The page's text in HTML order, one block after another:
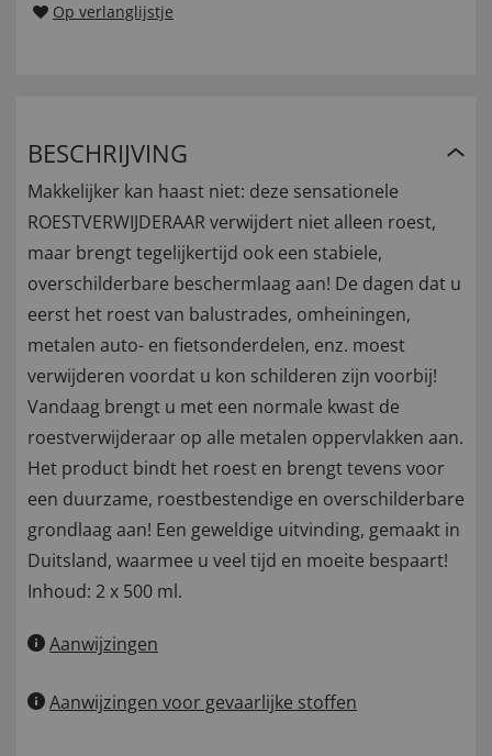
Op verlanglijstje
BESCHRIJVING
Makkelijker kan haast niet: deze sensationele
ROESTVERWIJDERAAR verwijdert niet alleen roest,
maar brengt tegelijkertijd ook een stabiele,
overschilderbare beschermlaag aan! De dagen dat u
eerst het roest van balustrades, omheiningen,
metalen auto- en fietsonderdelen, enz. moest
verwijderen voordat u kon schilderen zijn voorbij!
Vandaag brengt u met een normale kwast de
roestverwijderaar op alle metalen oppervlakken aan.
Het product bindt het roest en brengt tevens voor
een duurzame, roestbestendige en overschilderbare
grondlaag aan! Een geweldige uitvinding, gemaakt in
Duitsland, waarmee u veel tijd en moeite bespaart!
Inhoud: 2 x 500 ml.
Aanwijzingen
Aanwijzingen voor gevaarlijke stoffen